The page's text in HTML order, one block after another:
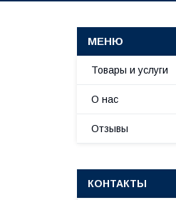
Товары и услуги
О нас
Отзывы
КОНТАКТЫ